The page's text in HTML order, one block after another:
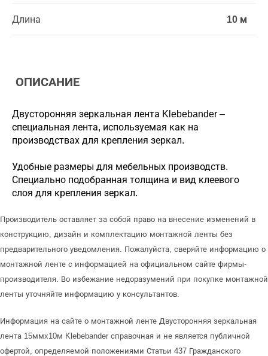
Длина 10 м
ОПИСАНИЕ
Двусторонняя зеркальная лента Klebebander –
специальная лента, используемая как на
производствах для крепления зеркал.
Удобные размеры для мебельных производств.
Специально подобранная толщина и вид клеевого
слоя для крепления зеркал.
Производитель оставляет за собой право на внесение изменений в
конструкцию, дизайн и комплектацию монтажной ленты без
предварительного уведомления. Пожалуйста, сверяйте информацию о
монтажной ленте с информацией на официальном сайте фирмы-
производителя. Во избежание недоразумений при покупке монтажной
ленты уточняйте информацию у консультантов.
Информация на сайте о монтажной ленте Двусторонняя зеркальная
лента 15ммx10м Klebebander справочная и не является публичной
офертой, определяемой положениями Статьи 437 Гражданского